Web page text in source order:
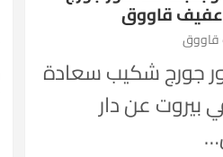
قاووق
قاووق
جورج شكيب سعادة
العام 2024 في بيروت عن دار